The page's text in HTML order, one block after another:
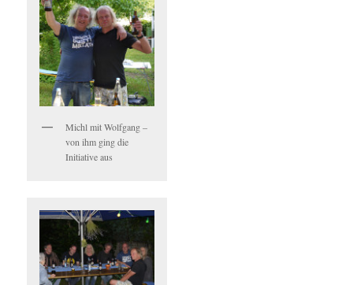
Michl mit Wolfgang –
von ihm ging die
Initiative aus